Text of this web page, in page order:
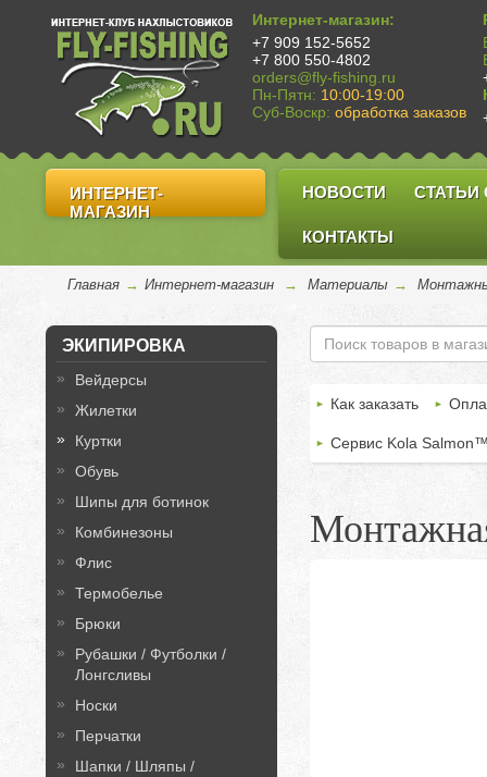
Интернет-магазин:
+7 909 152-5652
+7 800 550-4802
orders@fly-fishing.ru
Пн-Пятн: 10:00-19:00
Суб-Воскр: обработка заказов
ИНТЕРНЕТ-
МАГАЗИН
НОВОСТИ СТАТЬИ
КОНТАКТЫ
Главная → Интернет-магазин → Материалы →
ЭКИПИРОВКА
Вейдерсы
Жилетки
Куртки
Обувь
Шипы для ботинок
Комбинезоны
Флис
Термобелье
Брюки
Рубашки / Футболки /
Лонгсливы
Носки
Перчатки
Шапки / Шляпы /
Как заказать
Сервис Kola